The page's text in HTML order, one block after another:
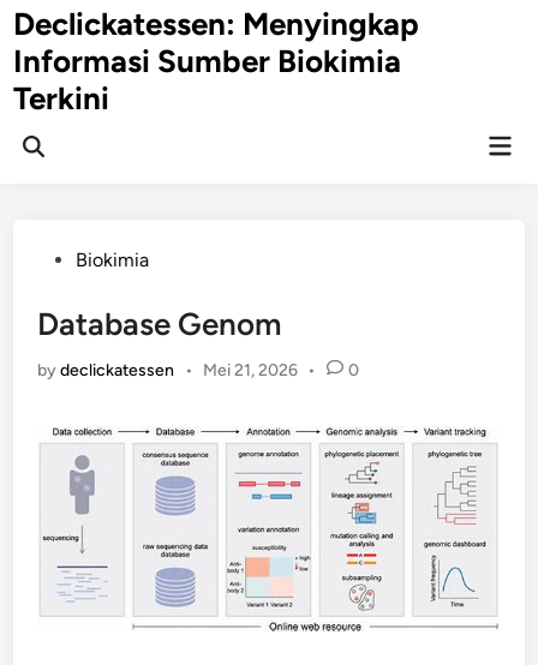
Skip
to
content
Declickatessen: Menyingkap
Informasi Sumber Biokimia
Terkini
Open
PostedBiokimia
Database Genom
bydeclickatessen • Mei 21, 2026 • 0